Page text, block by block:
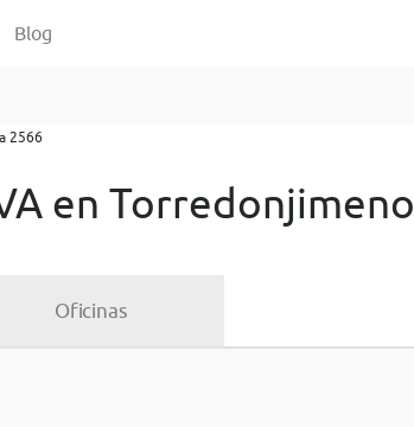
Blog
2566
en Torredonjimeno
Oficinas